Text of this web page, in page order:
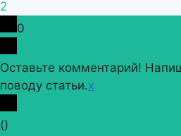
2
0
Оставьте комментарий!
поводу статьи.x
()